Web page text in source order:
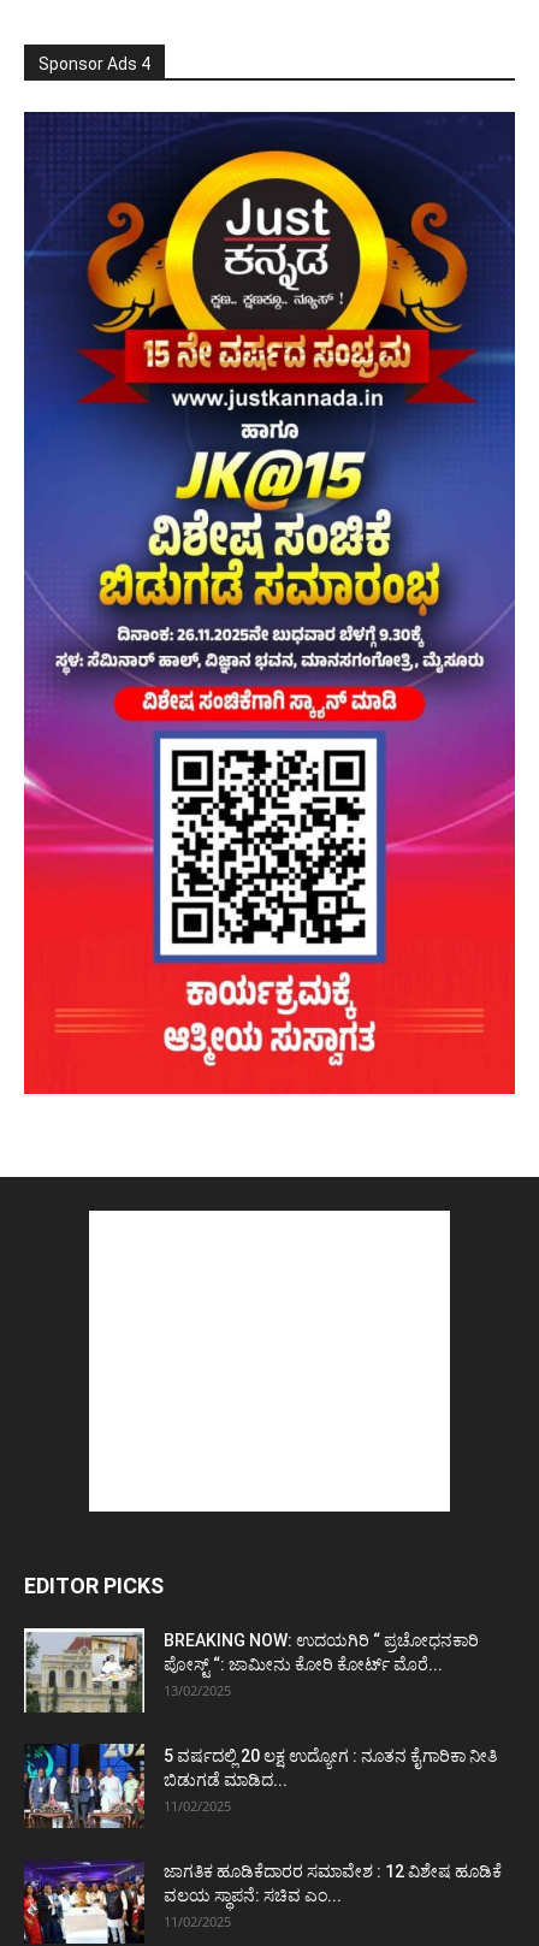
Sponsor Ads 4
EDITOR PICKS
BREAKING NOW: ಉದಯಗಿರಿ “ ಪ್ರಚೋಧನಕಾರಿ
ಪೋಸ್ಟ್‌ “: ಜಾಮೀನು ಕೋರಿ ಕೋರ್ಟ್‌ ಮೊರೆ...
13/02/2025
5 ವರ್ಷದಲ್ಲಿ 20 ಲಕ್ಷ ಉದ್ಯೋಗ : ನೂತನ ಕೈಗಾರಿಕಾ ನೀತಿ
ಬಿಡುಗಡೆ ಮಾಡಿದ...
11/02/2025
ಜಾಗತಿಕ ಹೂಡಿಕೆದಾರರ ಸಮಾವೇಶ : 12 ವಿಶೇಷ ಹೂಡಿಕೆ
ವಲಯ ಸ್ಥಾಪನೆ: ಸಚಿವ ಎಂ...
11/02/2025